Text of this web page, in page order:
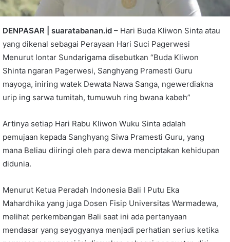
DENPASAR | suaratabanan.id – Hari Buda Kliwon Sinta atau
yang dikenal sebagai Perayaan Hari Suci Pagerwesi
Menurut lontar Sundarigama disebutkan “Buda Kliwon
Shinta ngaran Pagerwesi, Sanghyang Pramesti Guru
mayoga, iniring watek Dewata Nawa Sanga, ngewerdiakna
urip ing sarwa tumitah, tumuwuh ring bwana kabeh”
Artinya setiap Hari Rabu Kliwon Wuku Sinta adalah
pemujaan kepada Sanghyang Siwa Pramesti Guru, yang
mana Beliau diiringi oleh para dewa menciptakan kehidupan
didunia.
Menurut Ketua Peradah Indonesia Bali I Putu Eka
Mahardhika yang juga Dosen Fisip Universitas Warmadewa,
melihat perkembangan Bali saat ini ada pertanyaan
mendasar yang seyogyanya menjadi perhatian serius ketika